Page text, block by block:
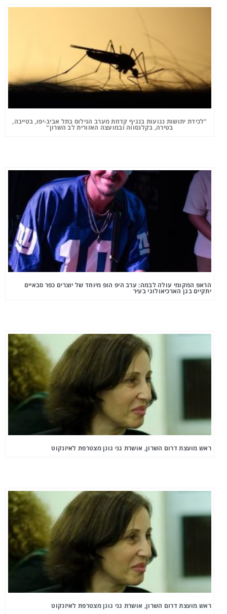
"לכידת יתושות נגועות בנגיף קדחת מערב הנילוס בתל אביב-יפו, בטייבה,
בטירה, בקלנסווה ובמועצה האזורית לב השרון"
הראפ המקומי עולה לבמה: ערב היפ הופ מיוחד של יוצרים כפר סבאיים
יתקיים בגן הארכיאולוגי בעיר
ראש מועצת דרום השרון, אושרת גני גונן מצטרפת לאיזנקוט
ראש מועצת דרום השרון, אושרת גני גונן מצטרפת לאיזנקוט